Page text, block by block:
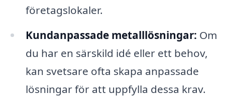
företagslokaler.
Kundanpassade metalllösningar: Om
du har en särskild idé eller ett behov,
kan svetsare ofta skapa anpassade
lösningar för att uppfylla dessa krav.